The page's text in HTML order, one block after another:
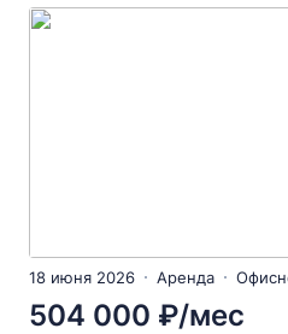
18 июня 2026 Аренда
504 000 ₽/мес